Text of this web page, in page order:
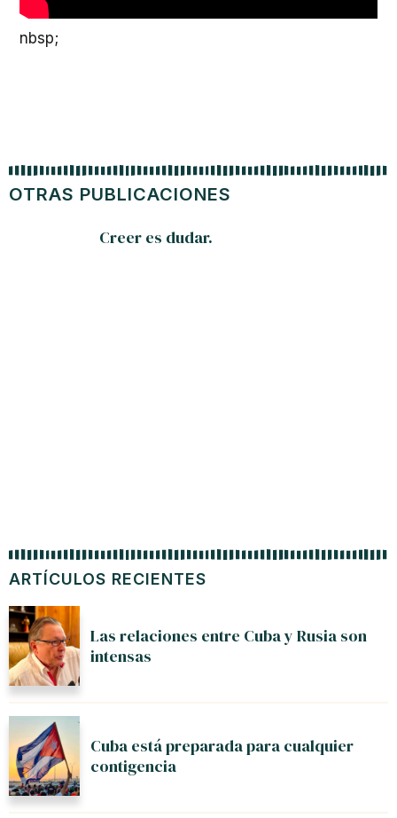
nbsp;
ARTÍCULOS RECIENTES
Las relaciones entre Cuba y Rusia son
intensas
Cuba está preparada para cualquier
contigencia
OTRAS PUBLICACIONES
Creer es dudar.